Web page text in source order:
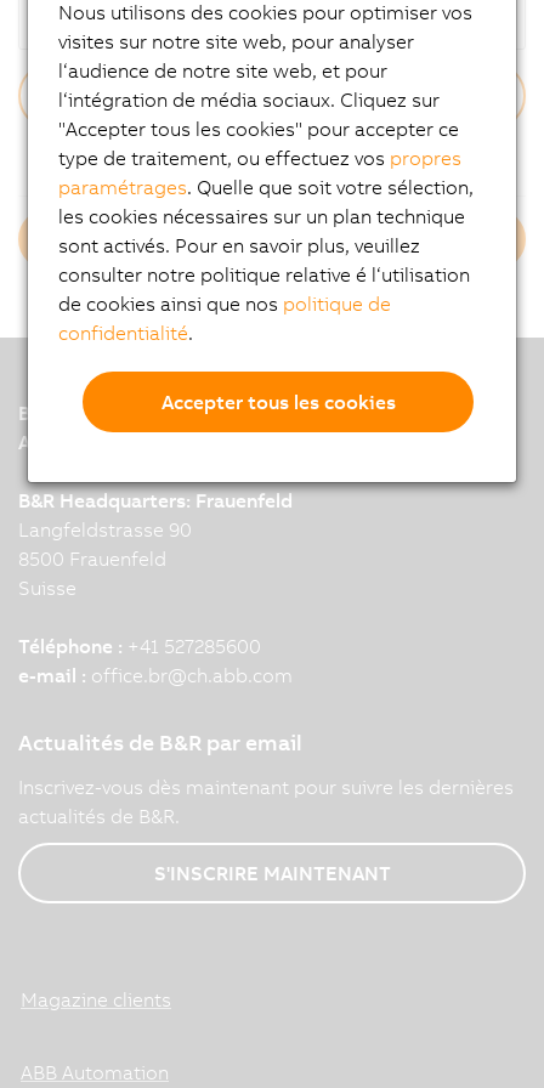
Mot de passe
Mot de passe oublié ?
Login B&R Employees
B&R
A member of the ABB Group
B&R Headquarters: Frauenfeld
Langfeldstrasse 90
8500 Frauenfeld
Suisse
Téléphone : +41 527285600
e-mail : office.br@ch.abb.com
Actualités de B&R par email
Inscrivez-vous dès maintenant pour suivre les dernières
actualités de B&R.
S'INSCRIRE MAINTENANT
Magazine clients
ABB Automation
Nous utilisons des cookies pour optimiser vos
visites sur notre site web, pour analyser
l‘audience de notre site web, et pour
l‘intégration de média sociaux. Cliquez sur
"Accepter tous les cookies" pour accepter ce
type de traitement, ou effectuez vos propres
paramétrages. Quelle que soit votre sélection,
les cookies nécessaires sur un plan technique
sont activés. Pour en savoir plus, veuillez
consulter notre politique relative é l‘utilisation
de cookies ainsi que nos politique de
confidentialité.
Accepter tous les cookies